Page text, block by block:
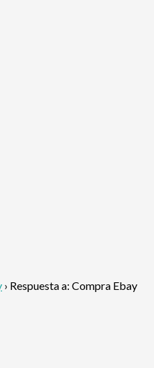
› Respuesta a: Compra Ebay